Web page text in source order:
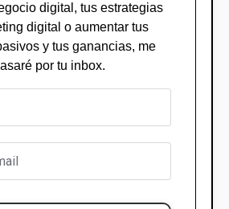
digital, tus estrategias
digital o aumentar tus
y tus ganancias, me
por tu inbox.